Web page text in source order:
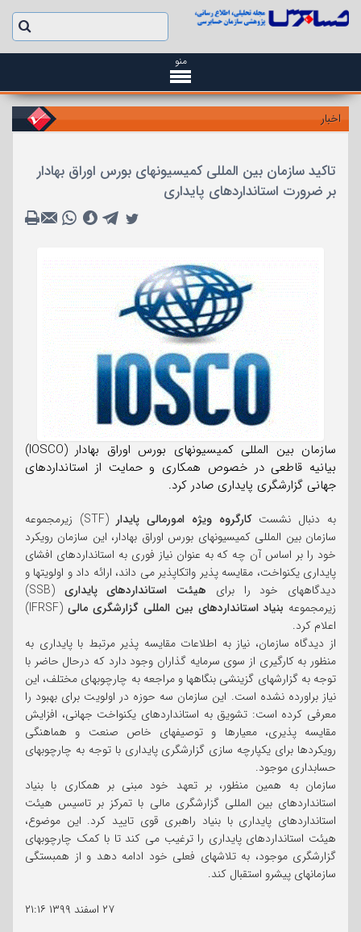
منو
اخبار
تاکید سازمان بین المللی کمیسیونهای بورس اوراق بهادار
بر ضرورت استانداردهای پایداری
سازمان بین المللی کمیسیونهای بورس اوراق بهادار (IOSCO)
بیانیه قاطعی در خصوص همکاری و حمایت از استانداردهای
جهانی گزارشگری پایداری صادر کرد.
به دنبال نشست کارگروه ویژه امورمالی پایدار
(STF) زیرمجموعه
سازمان بین المللی کمیسیونهای بورس اوراق بهادار، این سازمان رویکرد
خود را بر اساس آن چه که به عنوان نیاز فوری به استانداردهای افشای
پایداری یکنواخت، مقایسه پذیر واتکاپذیر می داند، ارائه داد و اولویتها و
دیدگاههای خود را برای هیئت استانداردهای پایداری
(SSB)
زیرمجموعه بنیاد استانداردهای بین المللی گزارشگری مالی
(IFRSF)
اعلام کرد.
از دیدگاه سازمان، نیاز به اطلاعات مقایسه پذیر مرتبط با پایداری به
منظور به کارگیری از سوی سرمایه گذاران وجود دارد که درحال حاضر با
توجه به گزارشهای گزینشی بنگاهها و مراجعه به چارچوبهای مختلف، این
نیاز براورده نشده است. این سازمان سه حوزه در اولویت برای بهبود را
معرفی کرده است: تشویق به استانداردهای یکنواخت جهانی، افزایش
مقایسه پذیری، معیارها و توصیفهای خاص صنعت و هماهنگی
رویکردها برای یکپارچه سازی گزارشگری پایداری با توجه به چارچوبهای
حسابداری موجود.
سازمان به همین منظور، بر تعهد خود مبنی بر همکاری با بنیاد
استانداردهای بین المللی گزارشگری مالی با تمرکز بر تاسیس هیئت
استانداردهای پایداری با بنیاد راهبری قوی تایید کرد. این موضوع،
هیئت استانداردهای پایداری را ترغیب می کند تا با کمک چارچوبهای
گزارشگری موجود، به تلاشهای فعلی خود ادامه دهد و از همبستگی
سازمانهای پیشرو استقبال کند.
۲۷ اسفند ۱۳۹۹
۲۱:۱۶